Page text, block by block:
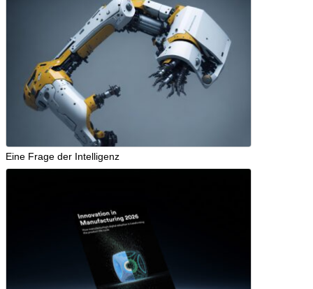
Eine Frage der Intelligenz